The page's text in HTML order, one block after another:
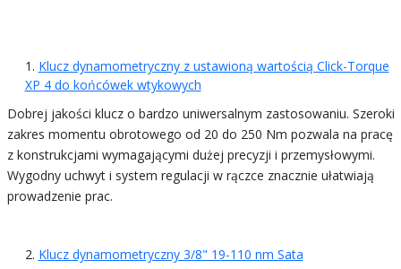
Klucz dynamometryczny z ustawioną wartością Click-Torque
XP 4 do końcówek wtykowych
Dobrej jakości klucz o bardzo uniwersalnym zastosowaniu. Szeroki
zakres momentu obrotowego od 20 do 250 Nm pozwala na pracę
z konstrukcjami wymagającymi dużej precyzji i przemysłowymi.
Wygodny uchwyt i system regulacji w rączce znacznie ułatwiają
prowadzenie prac.
Klucz dynamometryczny 3/8" 19-110 nm Sata